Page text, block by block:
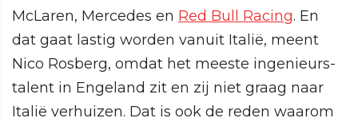
McLaren, Mercedes en Red Bull Racing. En
dat gaat lastig worden vanuit Italië, meent
Nico Rosberg, omdat het meeste ingenieurs-
talent in Engeland zit en zij niet graag naar
Italië verhuizen. Dat is ook de reden waarom